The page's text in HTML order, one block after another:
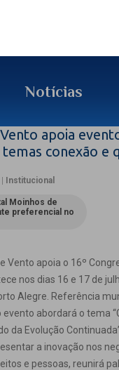
Notícias
apoia
conexão e
| Institucional
Moinhos de
preferencial no
Vento apoia o 16º
nos dias 16 e 17 de
Alegre. Referência
evento abordará o tema
da Evolução
a inovação nos
e pessoas, reunirá